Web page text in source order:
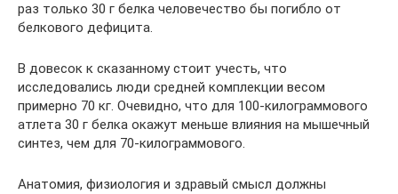
раз только 30 г белка человечество бы погибло от
белкового дефицита.
В довесок к сказанному стоит учесть, что
исследовались люди средней комплекции весом
примерно 70 кг. Очевидно, что для 100-килограммового
атлета 30 г белка окажут меньше влияния на мышечный
синтез, чем для 70-килограммового.
Анатомия, физиология и здравый смысл должны